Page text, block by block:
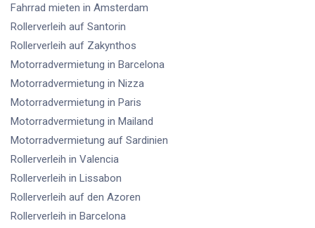
Fahrrad mieten in Amsterdam
Rollerverleih auf Santorin
Rollerverleih auf Zakynthos
Motorradvermietung in Barcelona
Motorradvermietung in Nizza
Motorradvermietung in Paris
Motorradvermietung in Mailand
Motorradvermietung auf Sardinien
Rollerverleih in Valencia
Rollerverleih in Lissabon
Rollerverleih auf den Azoren
Rollerverleih in Barcelona